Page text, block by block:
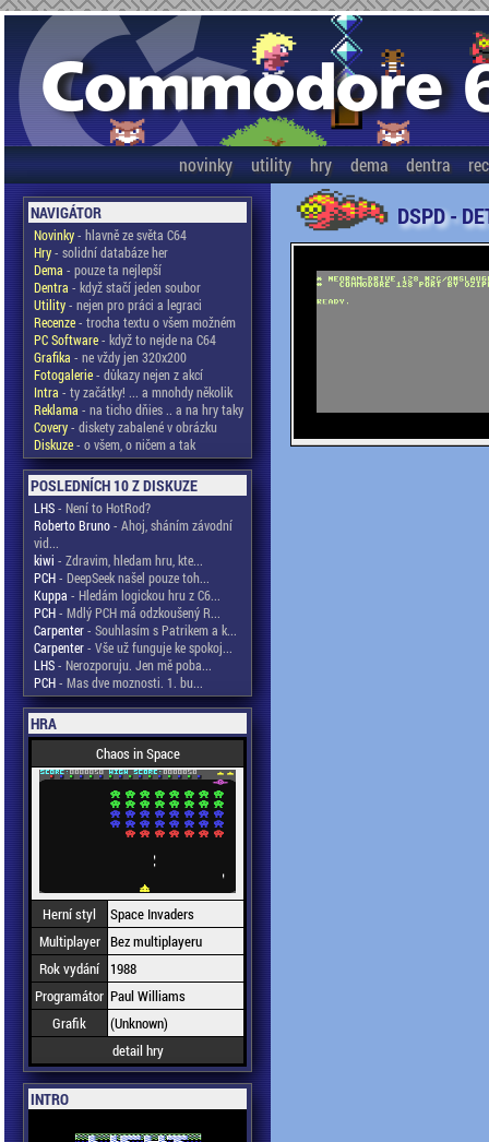
novinky utility hry dema dentra
NAVIGÁTOR
Novinky- hlavně ze světa C64
Hry- solidní databáze her
Dema - pouze ta nejlepší
Dentra - když stačí jeden soubor
Utility- nejen pro práci a legraci
Recenze- trocha textu o všem možném
PC Software- když to nejde na C64
Grafika - ne vždy jen 320x200
Fotogalerie- důkazy nejen z akcí
Intra - ty začátky! ... a mnohdy několik
Reklama - na ticho dňies .. a na hry taky
Covery- diskety zabalené v obrázku
Diskuze- o všem, o ničem a tak
POSLEDNÍCH 10 Z DISKUZE
LHS- Není to HotRod?
Roberto Bruno- Ahoj, sháním závodní
vid...
kiwi - Zdravim, hledam hru, kte...
PCH- DeepSeek našel pouze toh...
Kuppa - Hledám logickou hru z C6...
PCH- Mdlý PCH má odzkoušený R...
Carpenter- Souhlasím s Patrikem a k...
Carpenter- Vše už funguje ke spokoj...
LHS- Nerozporuju. Jen mě poba...
PCH- Mas dve moznosti. 1. bu...
HRA
Chaos in Space
Herní styl
Space Invaders
Multiplayer Bez multiplayeru
Rok vydání
1988
Programátor Paul Williams
Grafik
(Unknown)
detail hry
INTRO
DSPD -